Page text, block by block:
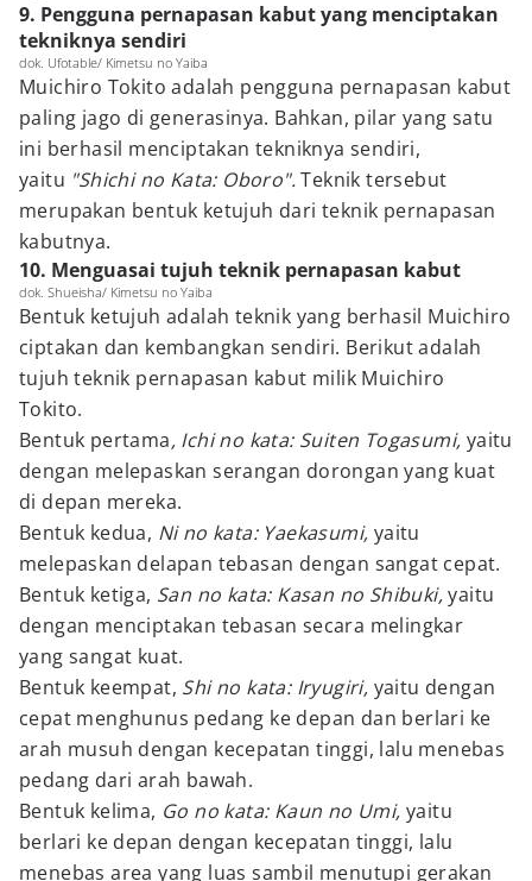
9. Pengguna pernapasan kabut yang menciptakan
tekniknya sendiri
dok. Ufotable/ Kimetsu no Yaiba
Muichiro Tokito adalah pengguna pernapasan kabut
paling jago di generasinya. Bahkan, pilar yang satu
ini berhasil menciptakan tekniknya sendiri,
yaitu "Shichi no Kata: Oboro".Teknik tersebut
merupakan bentuk ketujuh dari teknik pernapasan
kabutnya.
10. Menguasai tujuh teknik pernapasan kabut
dok. Shueisha/ Kimetsu no Yaiba
Bentuk ketujuh adalah teknik yang berhasil Muichiro
ciptakan dan kembangkan sendiri. Berikut adalah
tujuh teknik pernapasan kabut milik Muichiro
Tokito.
Bentuk pertama, Ichi no kata: Suiten Togasumi, yaitu
dengan melepaskan serangan dorongan yang kuat
di depan mereka.
Bentuk kedua, Ni no kata: Yaekasumi, yaitu
melepaskan delapan tebasan dengan sangat cepat.
Bentuk ketiga, San no kata: Kasan no Shibuki,yaitu
dengan menciptakan tebasan secara melingkar
yang sangat kuat.
Bentuk keempat, Shi no kata: Iryugiri, yaitu dengan
cepat menghunus pedang ke depan dan berlari ke
arah musuh dengan kecepatan tinggi, lalu menebas
pedang dari arah bawah.
Bentuk kelima, Go no kata: Kaun no Umi, yaitu
berlari ke depan dengan kecepatan tinggi, lalu
menebas area yang luas sambil menutupi gerakan